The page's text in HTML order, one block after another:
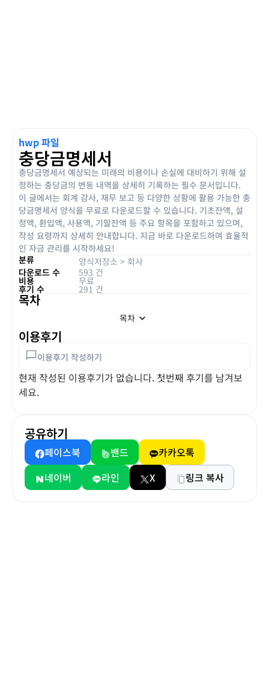
hwp 파일
충당금명세서
충당금명세서 예상되는 미래의 비용이나 손실에 대비하기 위해 설
정하는 충당금의 변동 내역을 상세히 기록하는 필수 문서입니다.
이 글에서는 회계 감사, 재무 보고 등 다양한 상황에 활용 가능한 충
당금명세서 양식을 무료로 다운로드할 수 있습니다. 기초잔액, 설
정액, 환입액, 사용액, 기말잔액 등 주요 항목을 포함하고 있으며,
작성 요령까지 상세히 안내합니다. 지금 바로 다운로드하여 효율적
인 자금 관리를 시작하세요!
분류
양식저장소 > 회사
다운로드 수
593 건
비용 무료
후기 수 291 건
목차
목차
이용후기
이용후기 작성하기
현재 작성된 이용후기가 없습니다. 첫번째 후기를 남겨보
세요.
공유하기
페이스북 밴드
카카오톡
네이버
라인 X 링크 복사